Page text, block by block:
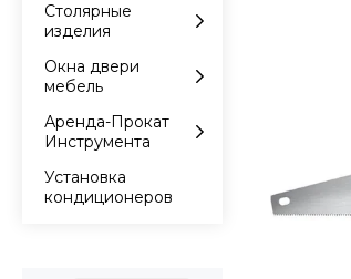
Столярные
изделия
Окна двери
мебель
Аренда-Прокат
Инструмента
Установка
кондиционеров